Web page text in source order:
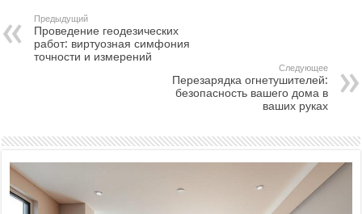
Предыдущий
Проведение геодезических
работ: виртуозная симфония
точности и измерений
Следующее
Перезарядка огнетушителей:
безопасность вашего дома в
ваших руках